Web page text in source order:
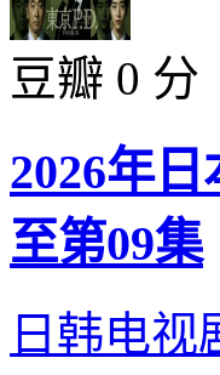
豆瓣 0 分
2026年
至第09集
日韩电视